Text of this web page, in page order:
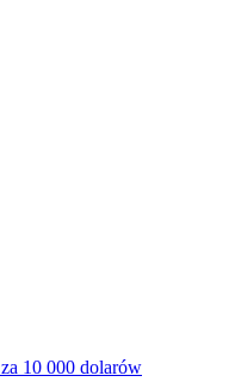
10 000 dolarów